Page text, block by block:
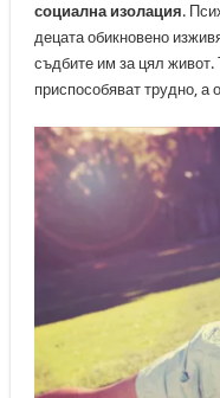
социална изолация.
децата обикновено
съдбите им за цял живот.
приспособяват трудно,